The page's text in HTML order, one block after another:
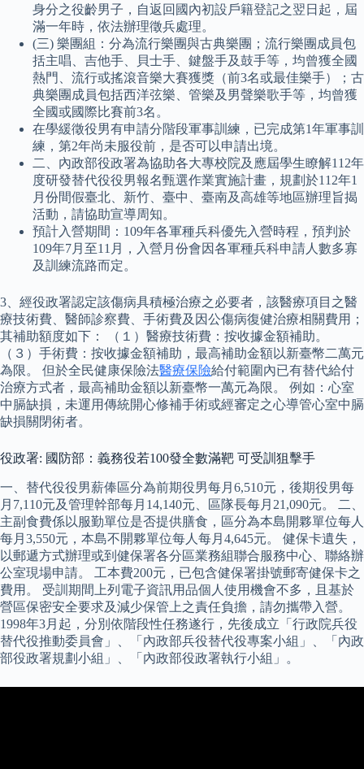
身分之役齡男子，自返回國內初設戶籍登記之翌日起，屆
滿一年時，依法辦理徵兵處理。
(三) 樂團組：分為流行樂團與古典樂團；流行樂團成員包
括主唱、吉他手、貝士手、鍵盤手及鼓手等，均曾獲全國
熱門、流行或搖滾音樂大賽獲獎（前3名或最佳樂手）；古
典樂團成員包括西洋弦樂、管樂及男聲樂歌手等，均曾獲
全國或國際比賽前3名。
在學緩徵役男有申請分階段軍事訓練，已完成第1年軍事訓
練，第2年尚未服役前，是否可以申請出境。
二、內政部役政署為協助各大專校院及應屆學生瞭解112年
度研發替代役役男報名甄選作業實施計畫，規劃於112年1
月份間假臺北、新竹、臺中、臺南及高雄等地區辦理旨揭
活動，請協助宣導周知。
預計入營期間：109年各軍種兵科優先入營時程，預判於
109年7月至11月，入營月份會因各軍種兵科申請人數多寡
及訓練流路而定。
3、經役政署認定該傷病具積極治療之必要者，該醫療項目之醫
療技術費、醫師診察費、手術費及因公傷病復健治療相關費用；
其補助額度如下： （１）醫療技術費：按收據金額補助。
（３）手術費：按收據金額補助，最高補助金額以新臺幣二萬元
為限。 但於全民健康保險法醫療保險給付範圍內已有替代給付
治療方式者，最高補助金額以新臺幣一萬元為限。 例如：心室
中膈缺損，未運用傳統開心修補手術或經審定之心導管心室中膈
缺損關閉術者。
役政署: 國防部：義務役若100發全數滿靶 可受訓狙擊手
一、替代役役男薪俸區分為前期役男每月6,510元，後期役男每
月7,110元及管理幹部每月14,140元、區隊長每月21,090元。 二、
主副食費係以服勤單位是否提供膳食，區分為本島開夥單位每人
每月3,550元，本島不開夥單位每人每月4,645元。 健保卡遺失，
以郵遞方式辦理或到健保署各分區業務組聯合服務中心、聯絡辦
公室現場申請。 工本費200元，已包含健保署掛號郵寄健保卡之
費用。 受訓期間上列電子資訊用品個人使用機會不多，且基於
營區保密安全要求及減少保管上之責任負擔，請勿攜帶入營。
1998年3月起，分別依階段性任務遂行，先後成立「行政院兵役
替代役推動委員會」、「內政部兵役替代役專案小組」、「內政
部役政署規劃小組」、「內政部役政署執行小組」。